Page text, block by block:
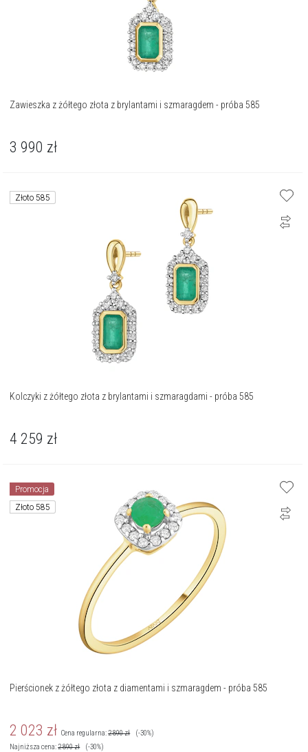
Zawieszka z żółtego złota z brylantami i szmaragdem - próba 585
3 990 zł
Złoto 585
Kolczyki z żółtego złota z brylantami i szmaragdami - próba 585
4 259 zł
Promocja
Złoto 585
Pierścionek z żółtego złota z diamentami i szmaragdem - próba 585
2 023 zł Cena regularna:2 890zł
(-30%)
Najniższa cena:2 890zł (-30%)